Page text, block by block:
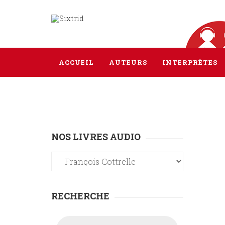
ACCUEIL AUTEURS INTERPRÈTES
NOS LIVRES AUDIO
RECHERCHE